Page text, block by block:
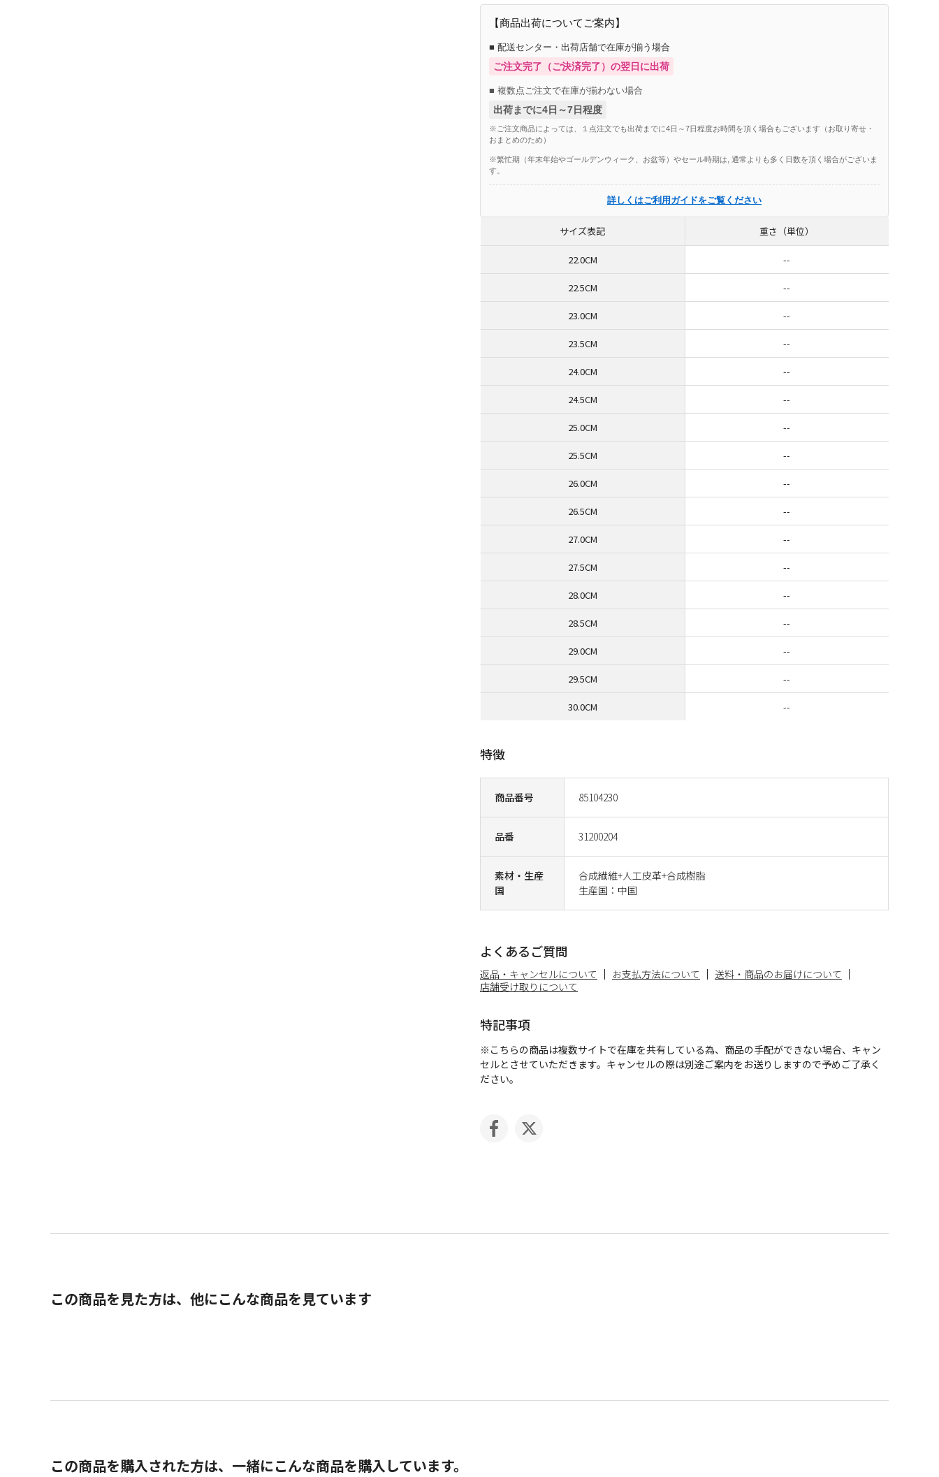
商品番号 85104230
品番 31200204
素材・生産
国
合成繊維+人工皮革+合成樹脂
生産国：中国
【商品出荷についてご案内】
■ 配送センター・出荷店舗で在庫が揃う場合
ご注文完了（ご決済完了）の翌日に出荷
■ 複数点ご注文で在庫が揃わない場合
出荷までに4日～7日程度
※ご注文商品によっては、１点注文でも出荷までに4日～7日程度お時間を頂く場合もございます（お取り寄せ・
おまとめのため）
※繁忙期（年末年始やゴールデンウィーク、お盆等）やセール時期は, 通常よりも多く日数を頂く場合がございま
す。
詳しくはご利用ガイドをご覧ください
特徴
よくあるご質問
返品・キャンセルについて お支払方法について
送料・商品のお届けについて
店舗受け取りについて
特記事項
※こちらの商品は複数サイトで在庫を共有している為、商品の手配ができない場合、キャン
セルとさせていただきます。キャンセルの際は別途ご案内をお送りしますので予めご了承く
ださい。
サイズ表記 重さ（単位）
22.0CM --
22.5CM --
23.0CM --
23.5CM --
24.0CM --
24.5CM --
25.0CM --
25.5CM --
26.0CM --
26.5CM --
27.0CM --
27.5CM --
28.0CM --
28.5CM --
29.0CM --
29.5CM --
30.0CM --
この商品を見た方は、他にこんな商品を見ています
この商品を購入された方は、一緒にこんな商品を購入しています。